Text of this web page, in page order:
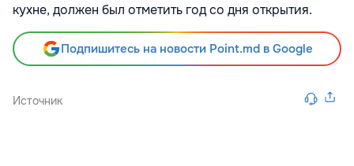
кухне, должен был отметить год со дня открытия.
Подпишитесь на новости Point.md в Google
Источник